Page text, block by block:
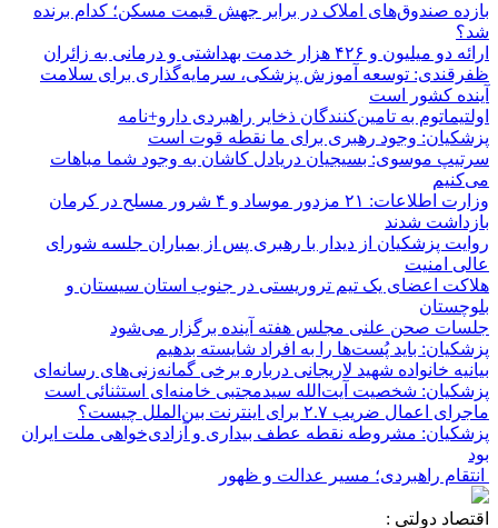
بازده صندوق‌های املاک در برابر جهش قیمت مسکن؛ کدام برنده
شد؟
ارائه دو میلیون و ۴۲۶ هزار خدمت بهداشتی و درمانی به زائران
ظفرقندی: توسعه آموزش پزشکی، سرمایه‌گذاری برای سلامت
آینده کشور است
اولتیماتوم به تامین‌کنندگان ذخایر راهبردی دارو+نامه
پزشکیان: وجود رهبری برای ما نقطه قوت است
سرتیپ موسوی: بسیجیان دریادل کاشان به وجود شما مباهات
می‌کنیم
وزارت اطلاعات: ۲۱ مزدور موساد و ۴ شرور مسلح در کرمان
بازداشت شدند
روایت پزشکیان از دیدار با رهبری پس از بمباران جلسه شورای
عالی امنیت
هلاکت اعضای یک تیم تروریستی در جنوب استان سیستان و
بلوچستان
جلسات صحن علنی مجلس هفته آینده برگزار می‌شود
پزشکیان: باید پُست‌ها را به افراد شایسته بدهیم
بیانیه خانواده شهید لاریجانی درباره برخی گمانه‌زنی‌های رسانه‌ای
پزشکیان: شخصیت آیت‌الله سیدمجتبی خامنه‌ای استثنائی است
ماجرای اعمال ضریب ۲.۷ برای اینترنت بین‌الملل چیست؟
پزشکیان: مشروطه نقطه عطف بیداری و آزادی‌خواهی ملت ایران
بود
انتقام راهبردی؛ مسیر عدالت و ظهور
اقتصاد دولتی :